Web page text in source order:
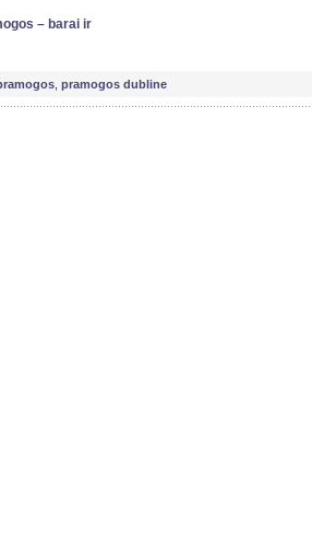
– barai ir
pramogos dubline